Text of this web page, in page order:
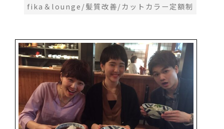
fika＆lounge/髪質改善/カットカラー定額制